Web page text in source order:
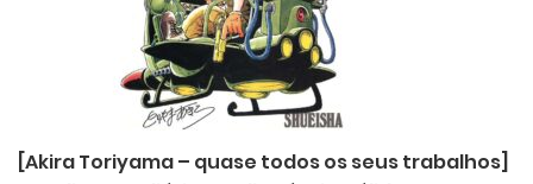
[Akira Toriyama – quase todos os seus trabalhos]